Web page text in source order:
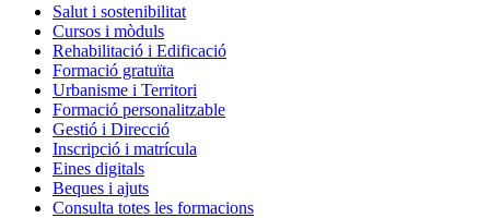
Salut i sostenibilitat
Cursos i mòduls
Rehabilitació i Edificació
Formació gratuïta
Urbanisme i Territori
Formació personalitzable
Gestió i Direcció
Inscripció i matrícula
Eines digitals
Beques i ajuts
Consulta totes les formacions